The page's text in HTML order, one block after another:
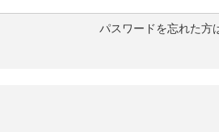
パスワードを忘れた方